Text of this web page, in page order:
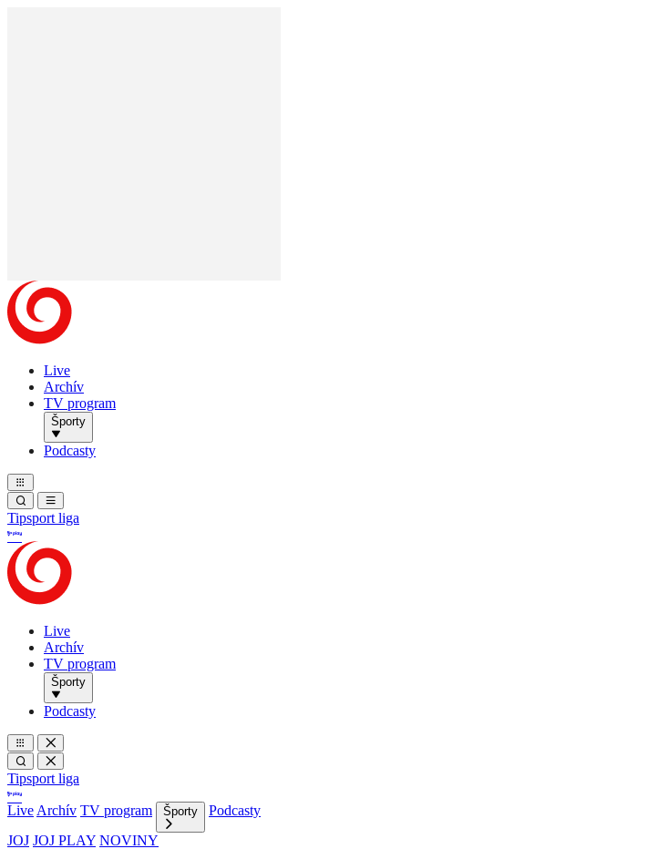
Live
Archív
TV program
Športy
Podcasty
Tipsport liga
Live
Archív
TV program
Športy
Podcasty
Tipsport liga
Live Archív TV program Športy
Podcasty
JOJ JOJ PLAY NOVINY